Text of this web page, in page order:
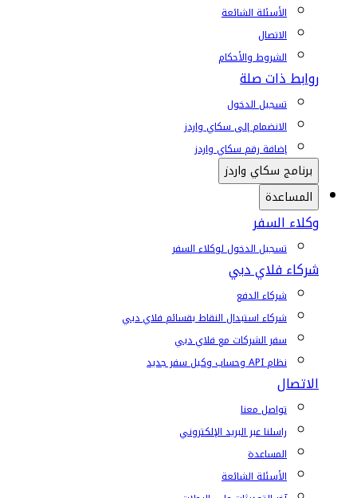
الأسئلة الشائعة
الاتصال
الشروط والأحكام
روابط ذات صلة
تسجيل الدخول
الانضمام إلى سكاي واردز
إضافة رقم سكاي واردز
برنامج سكاي واردز
المساعدة
وكلاء السفر
تسجيل الدخول لوكلاء السفر
شركاء فلاي دبي
شركاء الدفع
شركاء استبدال النقاط بقسائم فلاي دبي
سفر الشركات مع فلاي دبي
نظام API وحساب وكيل سفر جديد
الاتصال
تواصل معنا
راسلنا عبر البريد الإلكتروني
المساعدة
الأسئلة الشائعة